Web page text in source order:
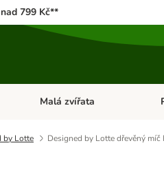
799 Kč**
Otevřít menu: Kočky
Malá zvířata
by Lotte Designed by Lotte dřevěný míč